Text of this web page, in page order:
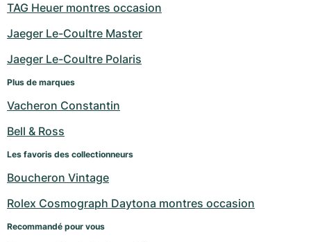
TAG Heuer montres occasion
Jaeger Le-Coultre Master
Jaeger Le-Coultre Polaris
Plus de marques
Vacheron Constantin
Bell & Ross
Les favoris des collectionneurs
Boucheron Vintage
Rolex Cosmograph Daytona montres occasion
Recommandé pour vous